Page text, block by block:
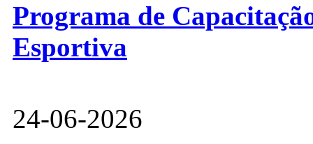
Programa de
Esportiva
24-06-2026